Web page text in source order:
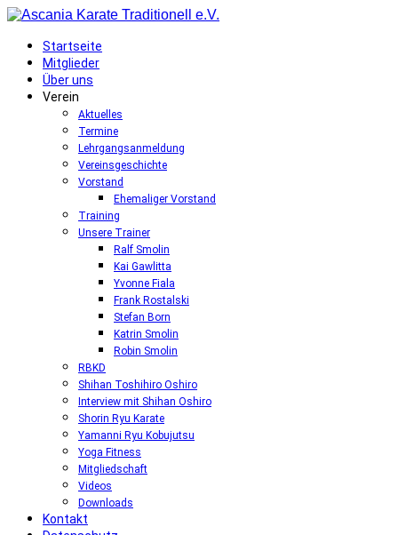
Startseite
Mitglieder
Über uns
Verein
Aktuelles
Termine
Lehrgangsanmeldung
Vereinsgeschichte
Vorstand
Ehemaliger Vorstand
Training
Unsere Trainer
Ralf Smolin
Kai Gawlitta
Yvonne Fiala
Frank Rostalski
Stefan Born
Katrin Smolin
Robin Smolin
RBKD
Shihan Toshihiro Oshiro
Interview mit Shihan Oshiro
Shorin Ryu Karate
Yamanni Ryu Kobujutsu
Yoga Fitness
Mitgliedschaft
Videos
Downloads
Kontakt